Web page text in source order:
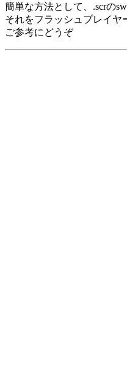
簡単な方法として、.scrの
それをフラッシュプレイヤ
ご参考にどうぞ